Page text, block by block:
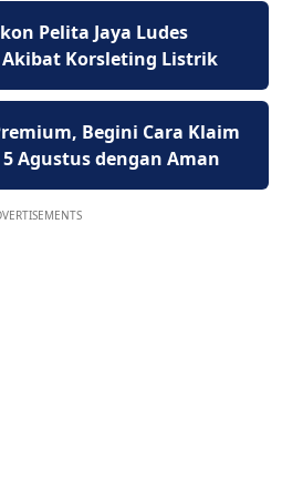
Pelita Jaya Ludes
Akibat Korsleting Listrik
Begini Cara Klaim
Agustus dengan Aman